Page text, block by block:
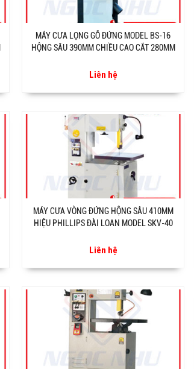
MÁY CƯA LỌNG GỖ ĐỨNG MODEL BS-16
HỘNG SÂU 390MM CHIỀU CAO CẮT 280MM
Liên hệ
MÁY CƯA VÒNG ĐỨNG HỘNG SÂU 410MM
HIỆU PHILLIPS ĐÀI LOAN MODEL SKV-40
Liên hệ